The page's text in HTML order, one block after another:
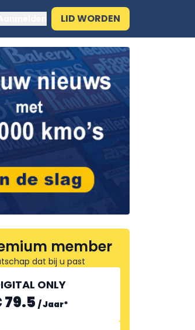
LID WORDEN
member
dat bij u past
ONLY
79.5 /Jaar*